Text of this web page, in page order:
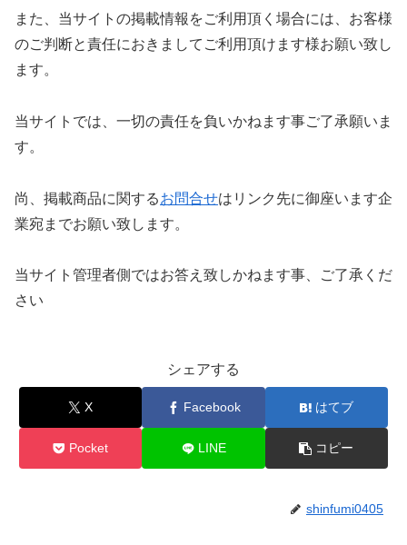
また、当サイトの掲載情報をご利用頂く場合には、お客様
のご判断と責任におきましてご利用頂けます様お願い致し
ます。
当サイトでは、一切の責任を負いかねます事ご了承願いま
す。
尚、掲載商品に関するお問合せはリンク先に御座います企
業宛までお願い致します。
当サイト管理者側ではお答え致しかねます事、ご了承くだ
さい
シェアする
X Facebook はてブ
Pocket LINE コピー
shinfumi0405